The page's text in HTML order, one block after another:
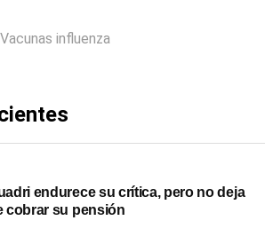
Vacunas influenza
endurece su crítica, pero no deja
cobrar su pensión